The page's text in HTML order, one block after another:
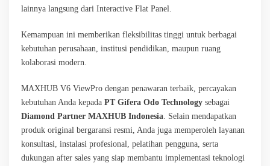
lainnya langsung dari Interactive Flat Panel.
Kemampuan ini memberikan fleksibilitas tinggi untuk berbagai
kebutuhan perusahaan, institusi pendidikan, maupun ruang
kolaborasi modern.
MAXHUB V6 ViewPro dengan penawaran terbaik, percayakan
kebutuhan Anda kepada PT Gifera Odo Technology sebagai
Diamond Partner MAXHUB Indonesia. Selain mendapatkan
produk original bergaransi resmi, Anda juga memperoleh layanan
konsultasi, instalasi profesional, pelatihan pengguna, serta
dukungan after sales yang siap membantu implementasi teknologi